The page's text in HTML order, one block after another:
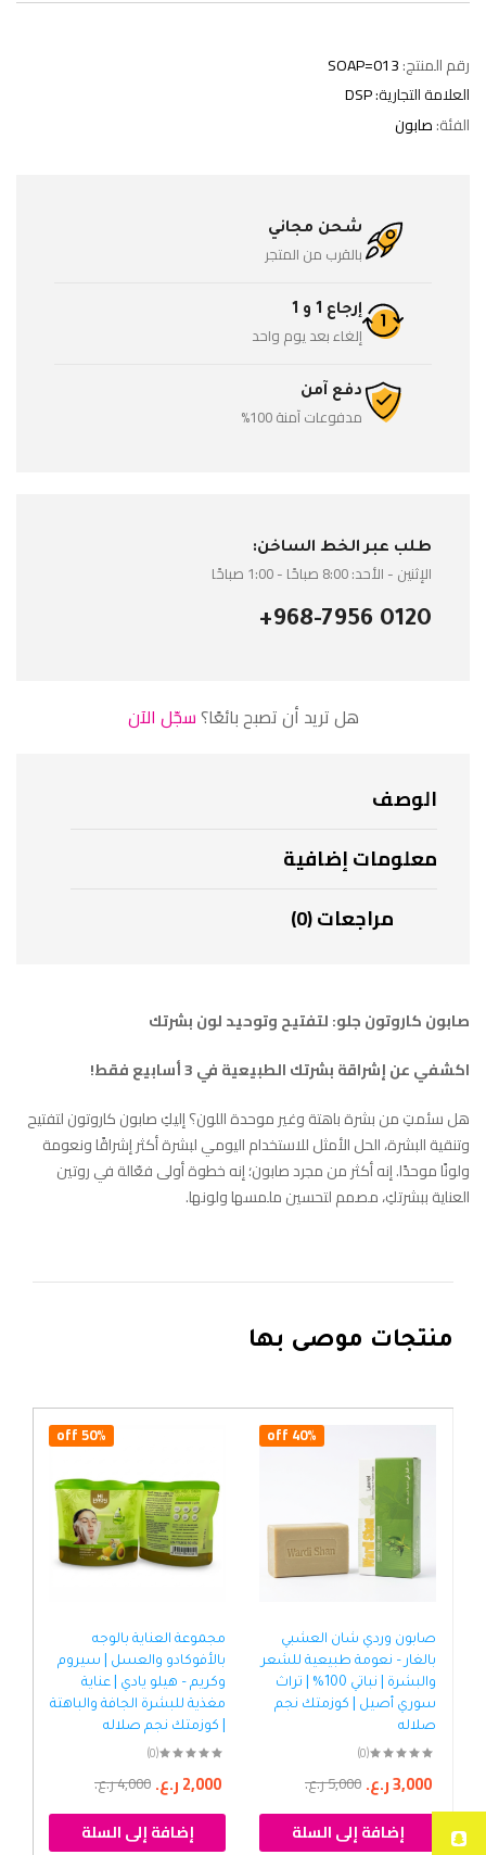
رقم المنتج:SOAP=013
العلامة التجارية:DSP
الفئة:صابون
شحن مجاني
بالقرب من المتجر
إرجاع 1 و 1
إلغاء بعد يوم واحد
دفع آمن
مدفوعات آمنة 100%
طلب عبر الخط الساخن:
الإثنين - الأحد: 8:00 صباحًا - 1:00 صباحًا
+968-7956 0120
هل تريد أن تصبح بائعًا؟سجّل الآن
الوصف
معلومات إضافية
مراجعات (0)
صابون كاروتون جلو: لتفتيح وتوحيد لون بشرتك
اكشفي عن إشراقة بشرتك الطبيعية في 3 أسابيع فقط!
هل سئمتِ من بشرة باهتة وغير موحدة اللون؟ إليكِ صابون كاروتون لتفتيح
وتنقية البشرة، الحل الأمثل للاستخدام اليومي لبشرة أكثر إشراقًا ونعومة
ولونًا موحدًا. إنه أكثر من مجرد صابون؛ إنه خطوة أولى فعّالة في روتين
العناية ببشرتكِ، مصمم لتحسين ملمسها ولونها.
منتجات موصى بها
40% off
صابون وردي شان العشبي
بالغار – نعومة طبيعية للشعر
والبشرة | نباتي 100% | تراث
سوري أصيل | كوزمتك نجم
صلاله
(0)
5,000ر.ع. 3,000ر.ع.
إضافة إلى السلة
50% off
مجموعة العناية بالوجه
بالأفوكادو والعسل | سيروم
وكريم – هيلو يادي | عناية
مغذية للبشرة الجافة والباهتة
| كوزمتك نجم صلاله
(0)
4,000ر.ع. 2,000ر.ع.
إضافة إلى السلة